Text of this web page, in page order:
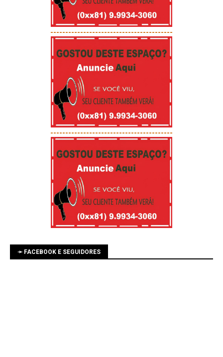
-----------------------------------------
-----------------------------------------
➛ FACEBOOK E SEGUIDORES